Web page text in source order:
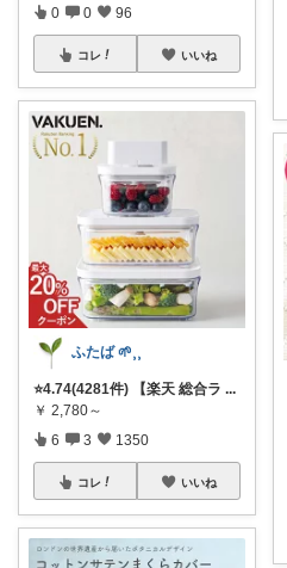
0 0 96
コレ いいね
ふたば 🌱⸒⸒
⭐️4.74(4281件) 【楽天 総合ラ ...
￥ 2,780～
6 3 1350
コレ いいね